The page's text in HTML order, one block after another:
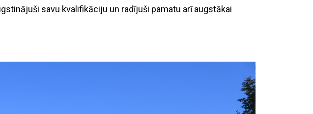
savu kvalifikāciju un radījuši pamatu arī augstākai